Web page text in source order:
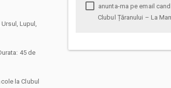
Clubul Țăranului – La
Lupul,
45 de
la Clubul